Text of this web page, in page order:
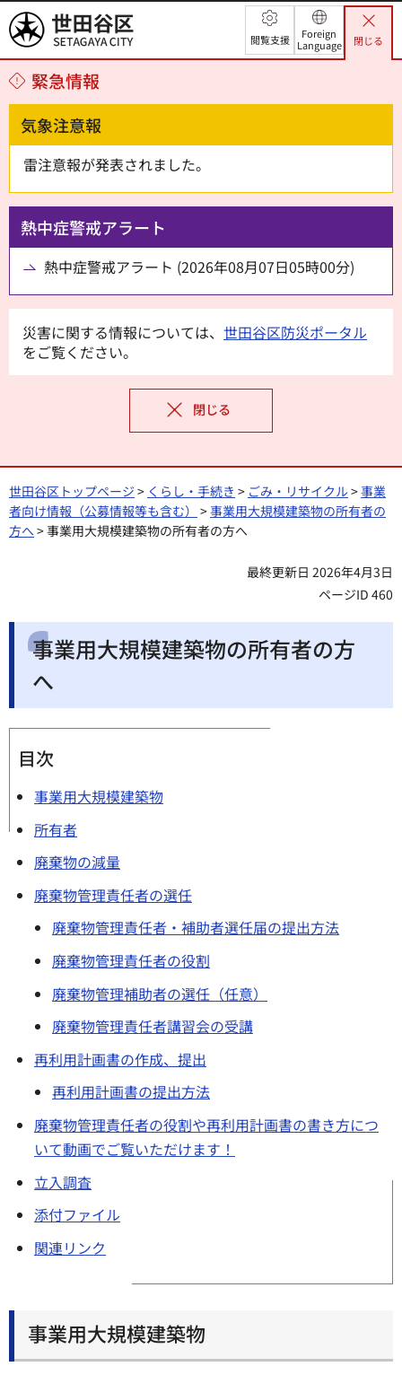
世田谷区 閲覧支援
Foreign
Language
閉じる
緊急情報
気象注意報
雷注意報が発表されました。
熱中症警戒アラート
熱中症警戒アラート (2026年08月07日05時00分)
災害に関する情報については、 世田谷区防災ポータル
をご覧ください。
閉じる
世田谷区トップページ > くらし・手続き > ごみ・リサイクル >事業
者向け情報（公募情報等も含む） >事業用大規模建築物の所有者の
方へ > 事業用大規模建築物の所有者の方へ
最終更新日 2026年4月3日
ページID 460
事業用大規模建築物の所有者の方
へ
目次
事業用大規模建築物
所有者
廃棄物の減量
廃棄物管理責任者の選任
廃棄物管理責任者・補助者選任届の提出方法
廃棄物管理責任者の役割
廃棄物管理補助者の選任（任意）
廃棄物管理責任者講習会の受講
再利用計画書の作成、提出
再利用計画書の提出方法
廃棄物管理責任者の役割や再利用計画書の書き方につ
いて動画でご覧いただけます！
立入調査
添付ファイル
関連リンク
事業用大規模建築物